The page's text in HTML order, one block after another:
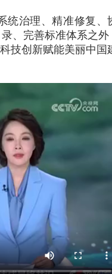
统治理、精准修复、
、完善标准体系之
技创新赋能美丽中国